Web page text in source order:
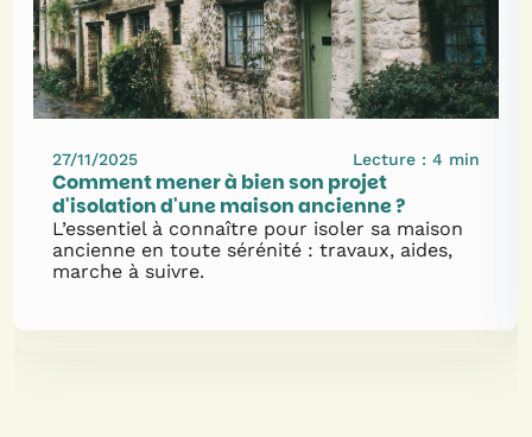
27/11/2025 Lecture : 4 min
Comment mener à bien son projet
d'isolation d'une maison ancienne ?
L’essentiel à connaître pour isoler sa maison
ancienne en toute sérénité : travaux, aides,
marche à suivre.